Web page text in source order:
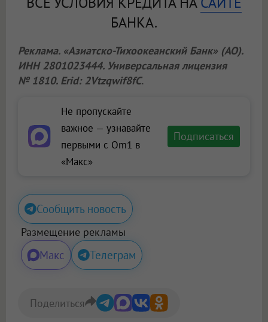
БАНКА.
Реклама. «Азиатско-Тихоокеанский Банк» (АО).
ИНН 2801023444. Универсальная лицензия
№ 1810. Erid: 2Vtzqwif8fC.
Не пропускайте
важное — узнавайте
первыми с Om1 в
«Макс»
Подписаться
Сообщить новость
Размещение рекламы
Макс Телеграм
Поделиться